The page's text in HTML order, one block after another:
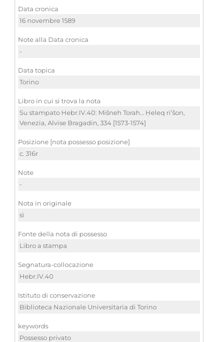
Data cronica
16 novembre 1589
Note alla Data cronica
-
Data topica
Torino
Libro in cui si trova la nota
Su stampato Hebr.IV.40: Mišneh Torah… Ḥeleq ri’šon,
Venezia, Alvise Bragadin, 334 [1573-1574]
Posizione [nota possesso posizione]
c. 316r
Note
-
Nota in originale
sì
Fonte della nota di possesso
Libro a stampa
Segnatura-collocazione
Hebr.IV.40
Istituto di conservazione
Biblioteca Nazionale Universitaria di Torino
keywords
Possesso privato